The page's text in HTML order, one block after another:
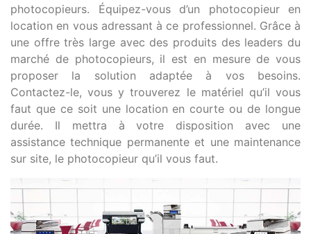
photocopieurs. Équipez-vous d’un photocopieur en
location en vous adressant à ce professionnel. Grâce à
une offre très large avec des produits des leaders du
marché de photocopieurs, il est en mesure de vous
proposer la solution adaptée à vos besoins.
Contactez-le, vous y trouverez le matériel qu’il vous
faut que ce soit une location en courte ou de longue
durée. Il mettra à votre disposition avec une
assistance technique permanente et une maintenance
sur site, le photocopieur qu’il vous faut.